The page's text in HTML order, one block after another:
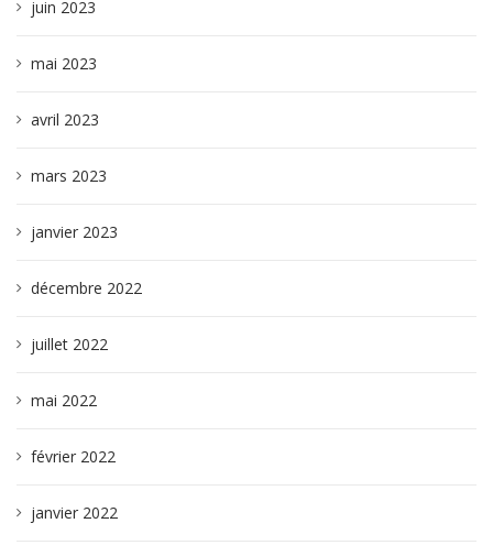
juin 2023
mai 2023
avril 2023
mars 2023
janvier 2023
décembre 2022
juillet 2022
mai 2022
février 2022
janvier 2022